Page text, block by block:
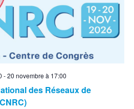
des Réseaux de
-20 novembre à 17:00